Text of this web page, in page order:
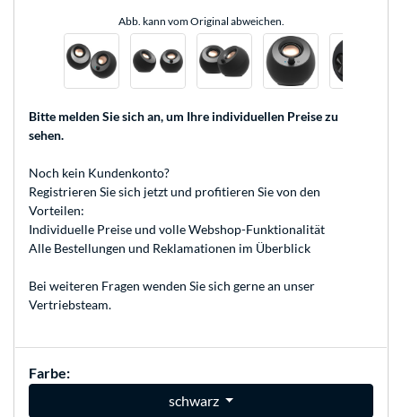
Abb. kann vom Original abweichen.
Bitte melden Sie sich an, um Ihre individuellen Preise zu
sehen.
Noch kein Kundenkonto?
Registrieren Sie sich jetzt und profitieren Sie von den
Vorteilen:
Individuelle Preise und volle Webshop-Funktionalität
Alle Bestellungen und Reklamationen im Überblick
Bei weiteren Fragen wenden Sie sich gerne an unser
Vertriebsteam.
Farbe:
schwarz